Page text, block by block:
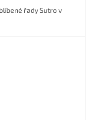
řady Sutro v